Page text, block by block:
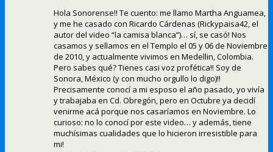
Hola Sonorense!! Te cuento: me llamo Martha Anguamea,
y me he casado con Ricardo Cárdenas (Rickypaisa42, el
autor del video “la camisa blanca”)… sí, se casó! Nos
casamos y sellamos en el Templo el 05 y 06 de Noviembre
de 2010, y actualmente vivimos en Medellin, Colombia.
Pero sabes qué? Tienes casi voz profética!! Soy de
Sonora, México (y con mucho orgullo lo digo)!!
Precisamente conocí a mi esposo el año pasado, yo vivía
y trabajaba en Cd. Obregón, pero en Octubre ya decidí
venirme acá porque nos casaríamos en Noviembre. Lo
curioso: no lo conocí por este video… y además, tiene
muchísimas cualidades que lo hicieron irresistible para
mi!